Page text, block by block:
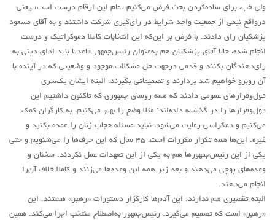
اتحاد سوسیالیستی کارگری
مائوئیست ها – سربداران
IMT گرایش بین المللی مارکسیستی
SWP حزب کارگر سوسیالیست
آنارشیست ها
مارکسیسم
لنینیسم
استالینیسم
آنارکو سندیکالیسم
ولی خب، برای ساده‌کردن بحث فرض می‌کنیم تمام این ارقام درست است؛ یعنی
درواقع نیمی از جمعیت واجد شرایط در رای‌گیری شرکت داشتند و به آقای مسعود
پزشکیان رای دادند. با فرض بر این‌که این انتخابات کاملا دموکراتیک و درست
انجام شده، حالا آقای پزشکیان هم به‌عنوان رئیس‌جمهور قاعدتا باید ادای دینی به
رای‌دهندگان بکنند و قدمی درجهت حل مشکلات موجود و وضعیتی که در آینده با
آن روبرو خواهیم شد بردارند و تصمیماتی بگیرند. البته ایشان یک‌سری
قول‌وقرارهای عمومی دادند که همه روسای جمهوری که تاکنون داشتیم این
قول‌و‌قرارها را در گذشته داده‌اند: مثلا وضع را بهتر می‌کنیم، به کارگران کمک
می‌کنیم و دمکراسی رعایت می‌شود، نباید مسئله حجاب زنان را عمده بکنید و
غیره. این‌ها همه تکرار مکررات است، ۴۵ سال که این حرف‌ها را می‌شنویم و حتی
یکی از این رئیس‌جمهور‌ها هم به یکی از این تعهدات عمل نکردند. سخنان و
وعده‌های پوچی می‌دهند و بعد زیر همه این وعده‌ها می‌زنند و کاملا خلاف آن‌را
انجام می‌دهند.
البته تقصیری هم ندارند. این آدم‌ها کارگزار دستورات «رهبر» هستند. این
«رهبر» است که تصمیم می‌گیرد. رئیس‌جمهور به‌اصطلاح منتخب اجرا می‌کند. همین